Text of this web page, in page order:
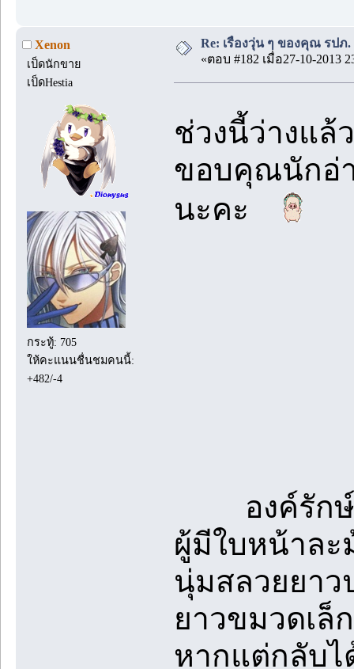
Xenon
เป็ดนักขาย
เป็ดHestia
กระทู้: 705
ให้คะแนนชื่นชมคนนี้:
+482/-4
Re: เรื่องวุ่น ๆ ของคุณ รปภ.
«ตอบ #182 เมื่อ27-10-2013
ช่วงนี้ว่างแ
ขอบคุณนักอ่
นะคะ
องค์รักษ์ผิ
ผู้มีใบหน้าละ
นุ่มสลวยยาว
ยาวขมวดเล็
หากแต่กลับไ